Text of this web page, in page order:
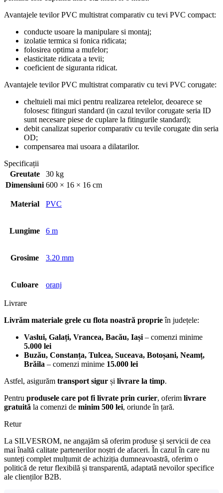
Avantajele tevilor PVC multistrat comparativ cu tevi PVC compact:
conducte usoare la manipulare si montaj;
izolatie termica si fonica ridicata;
folosirea optima a mufelor;
elasticitate ridicata a tevii;
coeficient de siguranta ridicat.
Avantajele tevilor PVC multistrat comparativ cu tevi PVC corugate:
cheltuieli mai mici pentru realizarea retelelor, deoarece se
folosesc fitinguri standard (in cazul tevilor corugate seria ID
sunt necesare piese de cuplare la fitingurile standard);
debit canalizat superior comparativ cu tevile corugate din seria
OD;
compensarea mai usoara a dilatarilor.
Specificații
Greutate
30 kg
Dimensiuni 600 × 16 × 16 cm
Material PVC
Lungime 6 m
Grosime 3.20 mm
Culoare oranj
Livrare
Livrăm materiale grele cu flota noastră proprieîn județele:
Vaslui, Galați, Vrancea, Bacău, Iași– comenzi minime
5.000 lei
Buzău, Constanța, Tulcea, Suceava, Botoșani, Neamț,
Brăila – comenzi minime 15.000 lei
Astfel, asigurăm transport sigur și livrare la timp.
Pentru produsele care pot fi livrate prin curier, oferim livrare
gratuită la comenzi de minim 500 lei, oriunde în țară.
Retur
La SILVESROM, ne angajăm să oferim produse și servicii de cea
mai înaltă calitate partenerilor noștri de afaceri. În cazul în care nu
sunteți complet mulțumit de achiziția dumneavoastră, oferim o
politică de retur flexibilă și transparentă, adaptată nevoilor specifice
ale clienților B2B.